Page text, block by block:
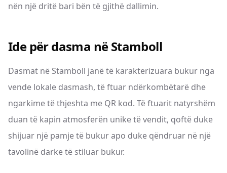
nën një dritë bari bën të gjithë dallimin.
Ide për dasma në Stamboll
Dasmat në Stamboll janë të karakterizuara bukur nga
vende lokale dasmash, të ftuar ndërkombëtarë dhe
ngarkime të thjeshta me QR kod. Të ftuarit natyrshëm
duan të kapin atmosferën unike të vendit, qoftë duke
shijuar një pamje të bukur apo duke qëndruar në një
tavolinë darke të stiluar bukur.